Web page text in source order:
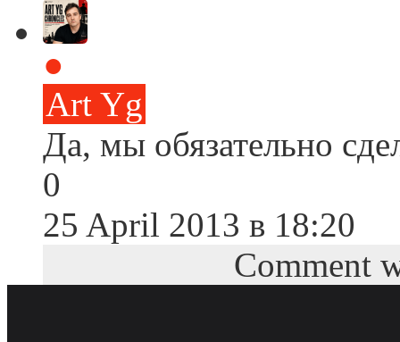
●
Art Yg
Да, мы обязательно
0
25 April 2013 в 18:20
Comment